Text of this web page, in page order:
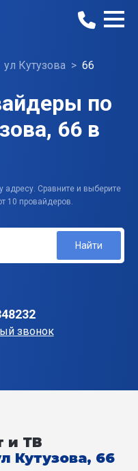
ул Кутузова 66
по
66 в
адресу. Сравните и выберите
10 провайдеров.
Найти
звонок
и ТВ
Кутузова, 66